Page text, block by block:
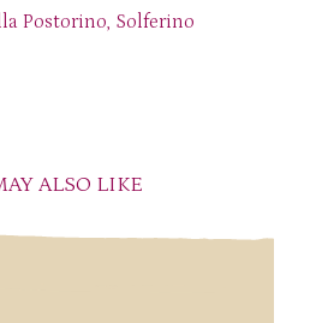
Postorino, Solferino
ALSO LIKE